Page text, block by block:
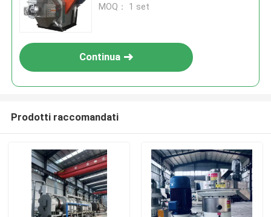
manutenzione
MOQ： 1 set
Continua
Prodotti raccomandati